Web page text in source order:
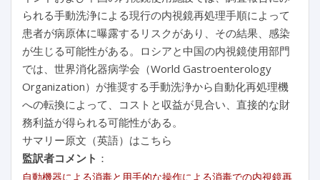
られる手動洗浄による現行の内視鏡再処理手順によって
患者が病原体に曝露するリスクがあり、その結果、感染
が生じる可能性がある。ロシアと中国の内視鏡使用部門
では、世界消化器病学会（World Gastroenterology
Organization）が推奨する手動洗浄から自動化再処理機
への転換によって、コストと収益が見合い、直接的な財
務利益が得られる可能性がある。
サマリー原文（英語）はこちら
監訳者コメント ：
自動機器による消毒と用手的な操作による消毒での内視鏡再